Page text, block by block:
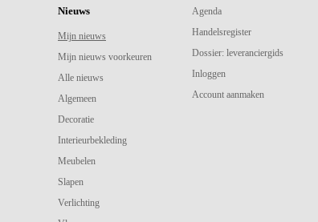
Nieuws
Mijn nieuws
Mijn nieuws voorkeuren
Alle nieuws
Algemeen
Decoratie
Interieurbekleding
Meubelen
Slapen
Verlichting
Agenda
Handelsregister
Dossier: leveranciergids
Inloggen
Account aanmaken